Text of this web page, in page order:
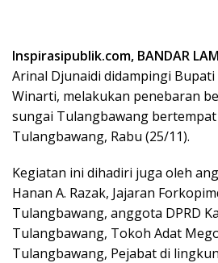
Inspirasipublik.com, BANDAR
Arinal Djunaidi didampingi
Winarti, melakukan penebaran
sungai Tulangbawang bertempat
Tulangbawang, Rabu (25/11).
Kegiatan ini dihadiri juga oleh
Hanan A. Razak, Jajaran
Tulangbawang, anggota DPRD
Tulangbawang, Tokoh Adat
Tulangbawang, Pejabat di